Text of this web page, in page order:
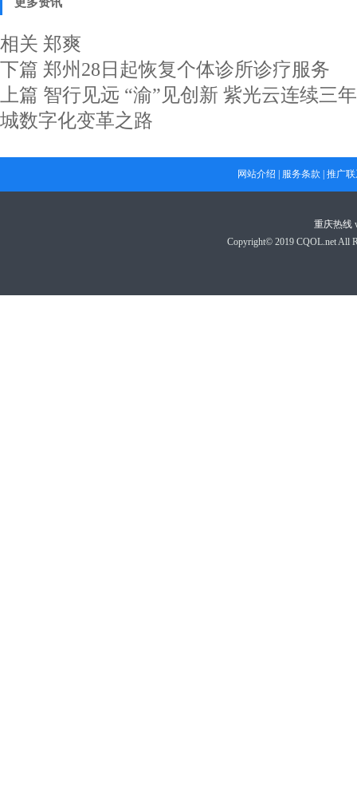
相关 郑爽
下篇 郑州28日起恢复个体诊所诊疗服务
上篇 智行见远 “渝”见创新 紫光云连续三
城数字化变革之路
网站介绍 服务条款 推广
重庆热线
Copyright© 2019 CQOL.net All